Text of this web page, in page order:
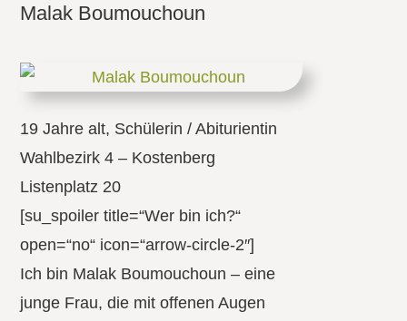
Malak Boumouchoun
19 Jahre alt, Schülerin / Abiturientin
Wahlbezirk 4 – Kostenberg
Listenplatz 20
[su_spoiler title=“Wer bin ich?“
open=“no“ icon=“arrow-circle-2″]
Ich bin Malak Boumouchoun – eine
junge Frau, die mit offenen Augen